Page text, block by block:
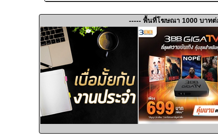
----- พื้นที่โฆษณา 1000 บาทต่